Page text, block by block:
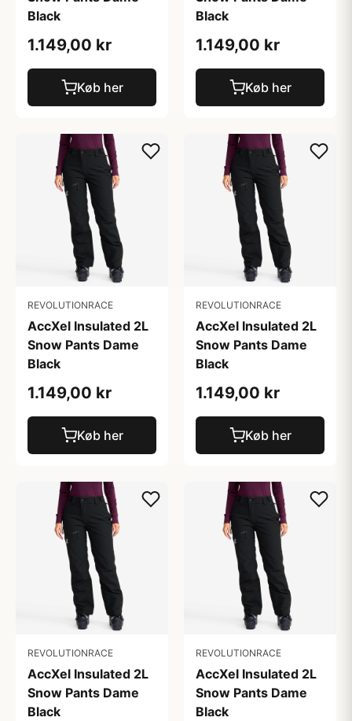
Black
1.149,00 kr
Køb her
Black
1.149,00 kr
Køb her
REVOLUTIONRACE
AccXel Insulated 2L
Snow Pants Dame
Black
1.149,00 kr
Køb her
REVOLUTIONRACE
AccXel Insulated 2L
Snow Pants Dame
Black
1.149,00 kr
Køb her
REVOLUTIONRACE
AccXel Insulated 2L
Snow Pants Dame
Black
REVOLUTIONRACE
AccXel Insulated 2L
Snow Pants Dame
Black